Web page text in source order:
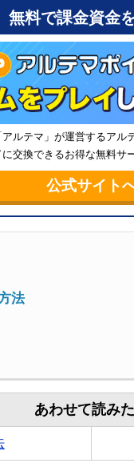
無料で課金資金
ルテマ」が運営するアル
交換できるお得な無料サ
公式サイト
法
あわせて読み